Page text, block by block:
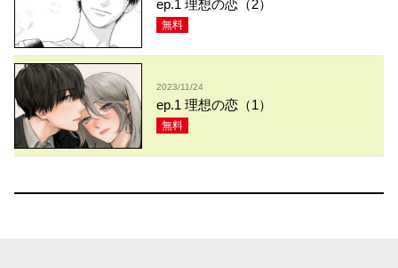
ep.1 理想の恋（2）
無料
2023/11/24
ep.1 理想の恋（1）
無料